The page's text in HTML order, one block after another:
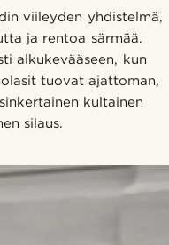
viileyden yhdistelmä,
ja rentoa särmää.
alkukevääseen, kun
tuovat ajattoman,
kultainen
silaus.